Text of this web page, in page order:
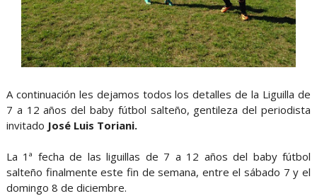
A continuación les dejamos todos los detalles de la Liguilla de
7 a 12 años del baby fútbol salteño, gentileza del periodista
invitado José Luis Toriani.
La 1ª fecha de las liguillas de 7 a 12 años del baby fútbol
salteño finalmente este fin de semana, entre el sábado 7 y el
domingo 8 de diciembre.